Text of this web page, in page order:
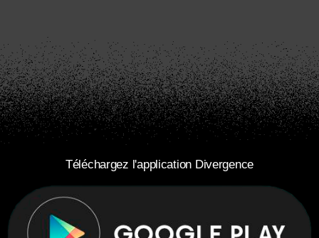
Téléchargez l'application Divergence